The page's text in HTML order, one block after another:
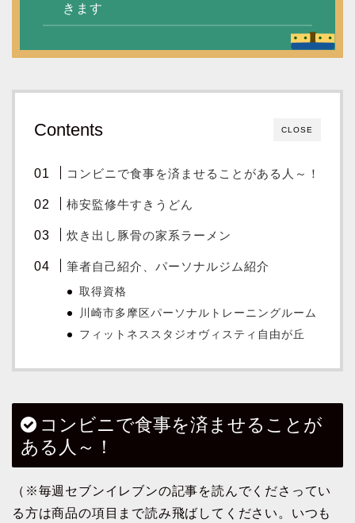
きます
CLOSE
Contents
コンビニで食事を済ませることがある人～！
柿安監修牛すきうどん
炊き出し豚骨の家系ラーメン
筆者自己紹介、パーソナルジム紹介
取得資格
川崎市多摩区パーソナルトレーニングルーム
フィットネススタジオヴィスティ自由が丘
コンビニで食事を済ませることが
ある人～！
（※毎週セブンイレブンの記事を読んでくださってい
る方は商品の項目まで読み飛ばしてください。いつも